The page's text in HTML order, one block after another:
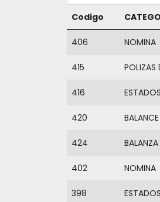
Codigo
406 NOMINA
415 POLIZAS
416
420
424
402 NOMINA
398